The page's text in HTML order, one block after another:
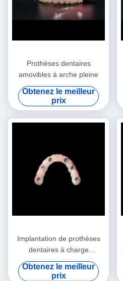
Prothèses dentaires
amovibles à arche pleine
Obtenez le meilleur
prix
Implantation de prothèses
dentaires à charge
immédiate
Obtenez le meilleur
prix